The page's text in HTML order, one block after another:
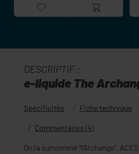
DESCRIPTIF :
e-liquide The
Spécificités Fiche technique
Commentaires (4)
On l’a surnommé “l’Archange”.